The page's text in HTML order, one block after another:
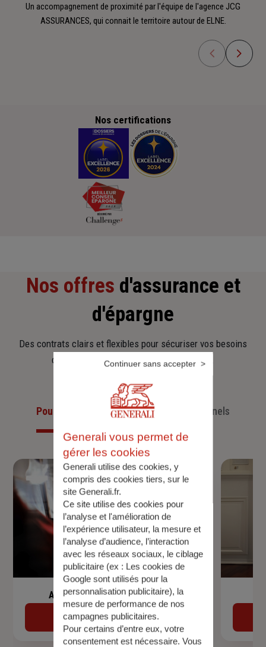
Un accompagnement de proximité par l'équipe de l'agence JCG
ASSURANCES, qui connait le territoire autour de ELNE.
Nos certifications
Nos offres d'assurance et
d'épargne
Des contrats clairs et flexibles pour sécuriser vos besoins
d’aujourd’hui et anticiper ceux de demain.
Pour les particuliersPour les professionnels
Assurance de prêt immobilier
Découvrir
Generali vous permet de
gérer les cookies
Generali utilise des cookies, y
compris des cookies tiers, sur le
site Generali.fr.
Ce site utilise des cookies pour
l’analyse et l'amélioration de
l’expérience utilisateur, la mesure et
l’analyse d’audience, l’interaction
avec les réseaux sociaux, le ciblage
publicitaire (ex : Les cookies de
Google sont utilisés pour la
personnalisation publicitaire), la
mesure de performance de nos
campagnes publicitaires.
Pour certains d’entre eux, votre
consentement est nécessaire. Vous
Continuer sans accepter